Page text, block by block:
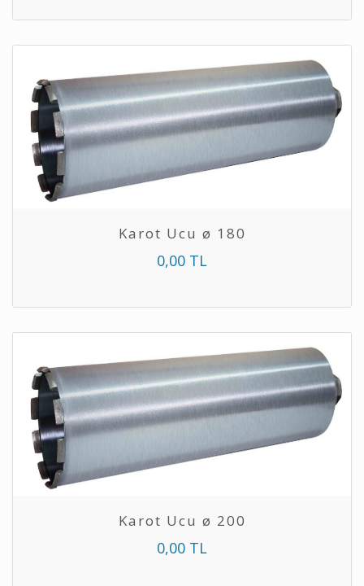
Karot Ucu ø 180
0,00 TL
Karot Ucu ø 200
0,00 TL